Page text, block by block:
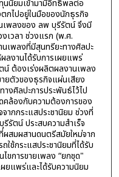
นนิยมเข้ามามีอิทธิพลต่อ
กไปอยู่ในมือของนักธุรกิจ
เพลงของ ลพ บุรีรัตน์ จึงมี
เวลา ช่วงแรก (พ.ศ.
เพลงที่มีสุนทรียะทางศิลปะ
ลงานได้รับการเผยแพร่
ต้องเร่งผลิตผลงานเพลง
ยตัวของธุรกิจแผ่นเสียง
งศิลปะการประพันธ์ไว้ไป
ล้องกับความต้องการของ
ากกระแสประชานิยม ช่วงที่
รัตน์ ประสบความสำเร็จ
สมผสานดนตรีสมัยใหม่จาก
ใช้กระแสประชานิยมที่ได้รับ
ขการขายเพลง “ยกชุด"
ยแพร่และได้รับความนิยม